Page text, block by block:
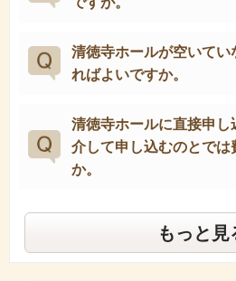
清徳寺ホールが空いてい
ればよいですか。
清徳寺ホールに直接申し
介して申し込むのとでは
か。
もっと見